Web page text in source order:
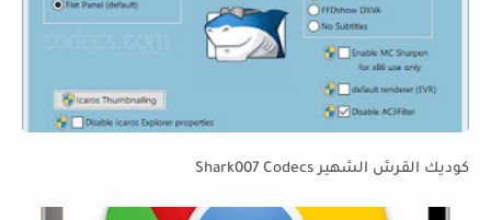
كوديك القرش الشهير Shark007 Codecs